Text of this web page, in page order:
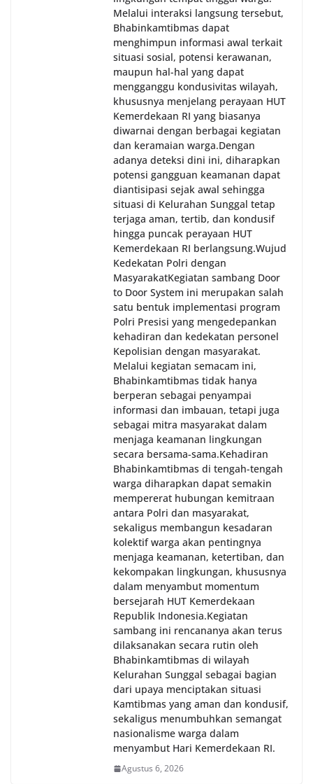
Melalui interaksi langsung tersebut,
Bhabinkamtibmas dapat
menghimpun informasi awal terkait
situasi sosial, potensi kerawanan,
maupun hal-hal yang dapat
mengganggu kondusivitas wilayah,
khususnya menjelang perayaan HUT
Kemerdekaan RI yang biasanya
diwarnai dengan berbagai kegiatan
dan keramaian warga.‎‎Dengan
adanya deteksi dini ini, diharapkan
potensi gangguan keamanan dapat
diantisipasi sejak awal sehingga
situasi di Kelurahan Sunggal tetap
terjaga aman, tertib, dan kondusif
hingga puncak perayaan HUT
Kemerdekaan RI berlangsung.‎‎Wujud
Kedekatan Polri dengan
Masyarakat‎Kegiatan sambang Door
to Door System ini merupakan salah
satu bentuk implementasi program
Polri Presisi yang mengedepankan
kehadiran dan kedekatan personel
Kepolisian dengan masyarakat.
Melalui kegiatan semacam ini,
Bhabinkamtibmas tidak hanya
berperan sebagai penyampai
informasi dan imbauan, tetapi juga
sebagai mitra masyarakat dalam
menjaga keamanan lingkungan
secara bersama-sama.‎‎Kehadiran
Bhabinkamtibmas di tengah-tengah
warga diharapkan dapat semakin
mempererat hubungan kemitraan
antara Polri dan masyarakat,
sekaligus membangun kesadaran
kolektif warga akan pentingnya
menjaga keamanan, ketertiban, dan
kekompakan lingkungan, khususnya
dalam menyambut momentum
bersejarah HUT Kemerdekaan
Republik Indonesia.‎Kegiatan
sambang ini rencananya akan terus
dilaksanakan secara rutin oleh
Bhabinkamtibmas di wilayah
Kelurahan Sunggal sebagai bagian
dari upaya menciptakan situasi
Kamtibmas yang aman dan kondusif,
sekaligus menumbuhkan semangat
nasionalisme warga dalam
menyambut Hari Kemerdekaan RI.
Agustus 6, 2026